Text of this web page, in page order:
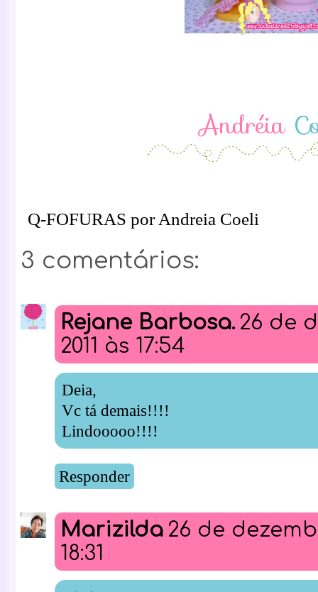
Q-FOFURAS por Andreia Coeli
3 comentários:
Rejane Barbosa. 26 de
2011 às 17:54
Deia,
Vc tá demais!!!!
Lindooooo!!!!
Responder
Marizilda 26 de
18:31